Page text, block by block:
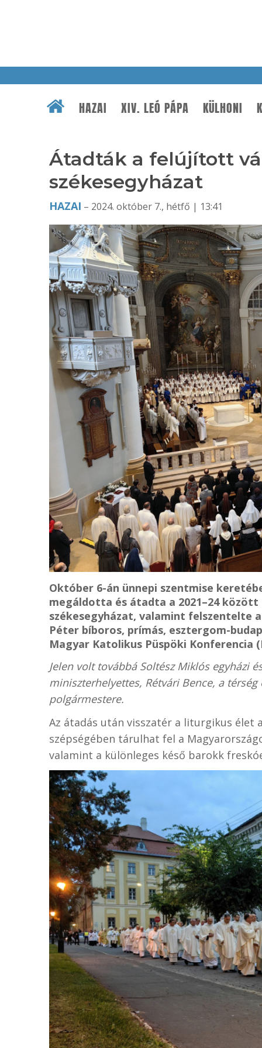
HAZAI XIV. LEÓ PÁPA KÜLHONI
Átadták a felújított
székesegyházat
HAZAI – 2024. október 7., hétfő | 13:41
Október 6-án ünnepi szentmise
megáldotta és átadta a 2021–24
székesegyházat, valamint felszentelte
Péter bíboros, prímás, esztergom-
Magyar Katolikus Püspöki Konferencia
Jelen volt továbbá Soltész Miklós egyházi
miniszterhelyettes, Rétvári Bence, a
polgármestere.
Az átadás után visszatér a liturgikus élet
szépségében tárulhat fel a
valamint a különleges késő barokk